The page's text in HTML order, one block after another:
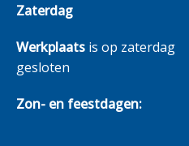
Zaterdag
Werkplaats is op zaterdag
gesloten
Zon- en feestdagen: